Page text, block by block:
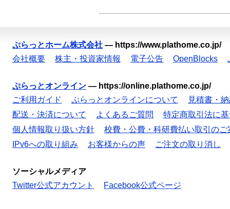
ぷらっとホーム株式会社 — https://www.plathome.co.jp/
会社概要
株主・投資家情報 電子公告 OpenBlocks
ぷらっとオンライン — https://online.plathome.co.jp/
ご利用ガイド
ぷらっとオンラインについて
見積書・
配送・決済について
よくあるご質問
特定商取引法に
個人情報取り扱い方針
校費・公費・科研費払い取引のご
IPv6への取り組み
お客様からの声 ご注文の取り消し
ソーシャルメディア
Twitter公式アカウント
Facebook公式ページ